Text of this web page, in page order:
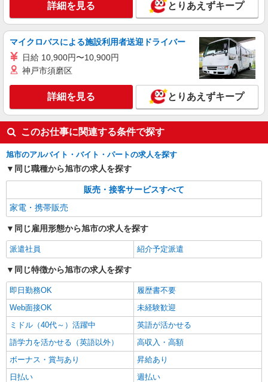
詳細を見る とりあえずキープ
マイクロバスによる施設利用者送迎ドライバー
日給 10,900円〜10,900円
神戸市須磨区
詳細を見る とりあえずキープ
このお仕事に関連する条件で探す
旭市のアルバイト・バイト・パートの求人を探す
同じ職種から旭市の求人を探す
販売・接客サービスすべて
家電・携帯販売
同じ雇用形態から旭市の求人を探す
派遣社員 紹介予定派遣
同じ特徴から旭市の求人を探す
即日勤務OK
履歴書不要
Web面接OK
未経験歓迎
ミドル（40代～）活躍中
英語が活かせる
語学力を活かせる（英語以外）
高収入・高額
ボーナス・賞与あり
昇給あり
日払い
週払い